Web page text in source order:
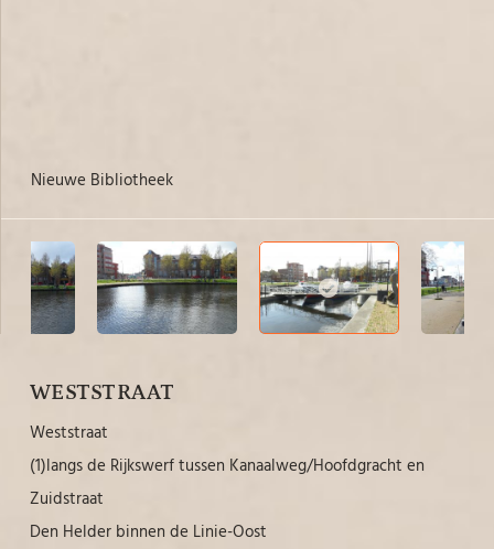
WESTSTRAAT
Weststraat
(1)langs de Rijkswerf tussen Kanaalweg/Hoofdgracht en
Zuidstraat
Den Helder binnen de Linie-Oost
Nieuwe Bibliotheek